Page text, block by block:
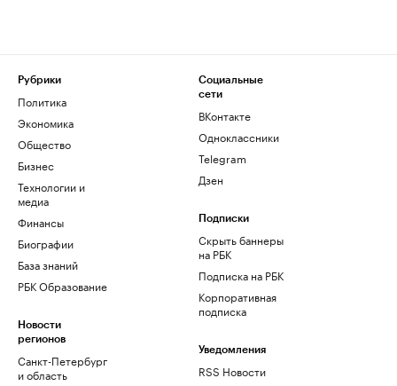
Рубрики
Политика
Экономика
Общество
Бизнес
Технологии и
медиа
Финансы
Биографии
База знаний
РБК Образование
Новости
регионов
Санкт-Петербург
и область
Социальные
сети
ВКонтакте
Одноклассники
Telegram
Дзен
Подписки
Скрыть баннеры
на РБК
Подписка на РБК
Корпоративная
подписка
Уведомления
RSS Новости